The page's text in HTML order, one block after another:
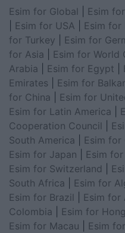
Esim for Global Esim
Esim for USA Esim for
for Turkey
Esim for
for Asia
Esim for World
Arabia
Esim for Egypt
Emirates
Esim for
for China
Esim for
Esim for Latin America
Cooperation Council
South America
Esim for
Esim for Japan
Esim
Esim for Switzerland
South Africa
Esim for
Esim for Brazil
Esim for
Colombia
Esim for
Esim for Macau
Esim